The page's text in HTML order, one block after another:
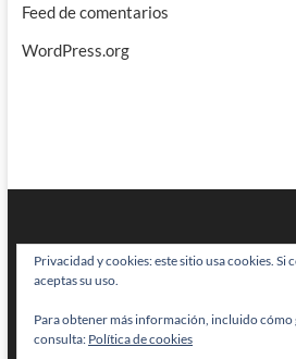
Feed de comentarios
WordPress.org
BRAINSTOMPING| Diseñado por:Theme
los derechos reservados
Privacidad y cookies: este sitio usa cookies. Si
aceptas su uso.
Para obtener más información, incluido cómo
consulta: Política de cookies